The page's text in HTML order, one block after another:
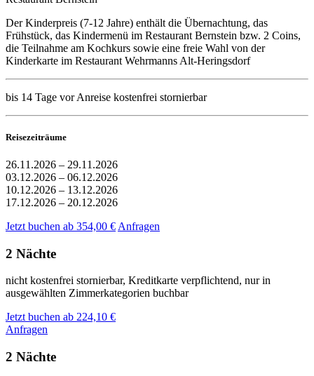
Der Kinderpreis (7-12 Jahre) enthält die Übernachtung, das
Frühstück, das Kindermenü im Restaurant Bernstein bzw. 2 Coins,
die Teilnahme am Kochkurs sowie eine freie Wahl von der
Kinderkarte im Restaurant Wehrmanns Alt-Heringsdorf
bis 14 Tage vor Anreise kostenfrei stornierbar
Reisezeiträume
26.11.2026 – 29.11.2026
03.12.2026 – 06.12.2026
10.12.2026 – 13.12.2026
17.12.2026 – 20.12.2026
Jetzt buchen ab 354,00 € Anfragen
2 Nächte
nicht kostenfrei stornierbar, Kreditkarte verpflichtend, nur in
ausgewählten Zimmerkategorien buchbar
Jetzt buchen ab 224,10 €
Anfragen
2 Nächte